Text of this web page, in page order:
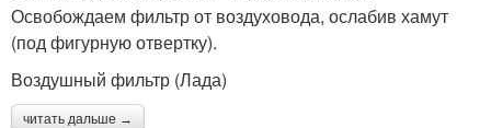
Освобождаем фильтр от воздуховода, ослабив хамут
(под фигурную отвертку).
Воздушный фильтр (Лада)
читать дальше →